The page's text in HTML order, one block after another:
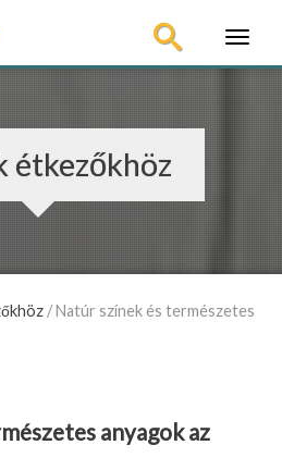
étkezőkhöz
/Natúr színek és természetes
anyagok az